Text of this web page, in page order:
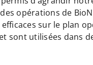
opérations de
efficaces sur le plan
sont utilisées dans